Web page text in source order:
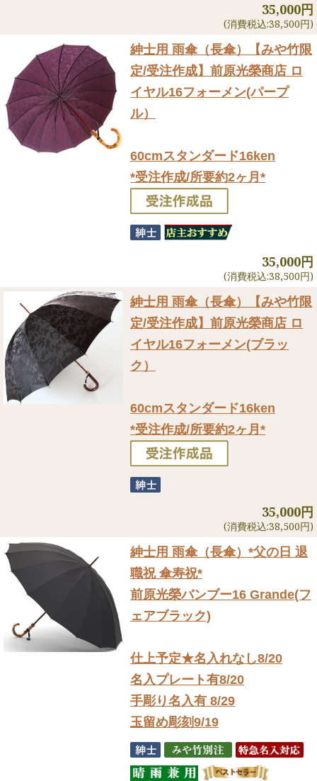
35,000円
(消費税込:38,500円)
紳士用 雨傘（長傘）
【みや竹限
定/受注作成】前原光榮商店 ロ
イヤル16フォーメン(パープ
ル）
60cmスタンダード16ken
*受注作成/所要約2ヶ月*
35,000円
(消費税込:38,500円)
紳士用 雨傘（長傘）
【みや竹限
定/受注作成】前原光榮商店 ロ
イヤル16フォーメン(ブラッ
ク）
60cmスタンダード16ken
*受注作成/所要約2ヶ月*
35,000円
(消費税込:38,500円)
紳士用 雨傘（長傘） *父の日 退
職祝 傘寿祝*
前原光榮バンブー16 Grande(フ
ェアブラック)
仕上予定★名入れなし8/20
名入プレート有8/20
手彫り名入有 8/29
玉留め彫刻9/19